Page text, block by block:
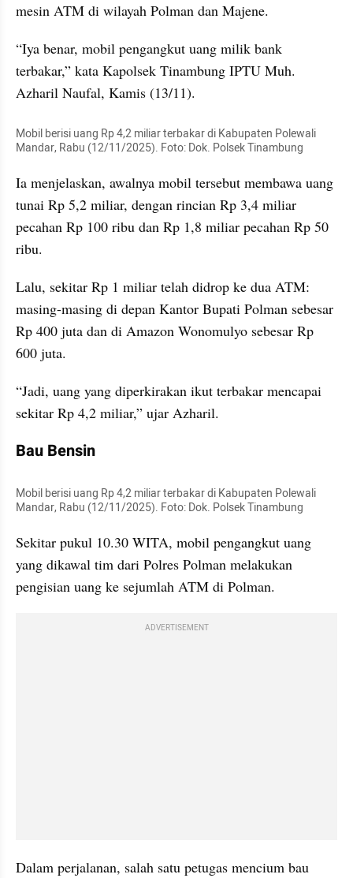
mesin ATM di wilayah Polman dan Majene.
“Iya benar, mobil pengangkut uang milik bank
terbakar,” kata Kapolsek Tinambung IPTU Muh.
Azharil Naufal, Kamis (13/11).
Mobil berisi uang Rp 4,2 miliar terbakar di Kabupaten Polewali
Mandar, Rabu (12/11/2025). Foto: Dok. Polsek Tinambung
Ia menjelaskan, awalnya mobil tersebut membawa uang
tunai Rp 5,2 miliar, dengan rincian Rp 3,4 miliar
pecahan Rp 100 ribu dan Rp 1,8 miliar pecahan Rp 50
ribu.
Lalu, sekitar Rp 1 miliar telah didrop ke dua ATM:
masing-masing di depan Kantor Bupati Polman sebesar
Rp 400 juta dan di Amazon Wonomulyo sebesar Rp
600 juta.
“Jadi, uang yang diperkirakan ikut terbakar mencapai
sekitar Rp 4,2 miliar,” ujar Azharil.
Bau Bensin
Mobil berisi uang Rp 4,2 miliar terbakar di Kabupaten Polewali
Mandar, Rabu (12/11/2025). Foto: Dok. Polsek Tinambung
Sekitar pukul 10.30 WITA, mobil pengangkut uang
yang dikawal tim dari Polres Polman melakukan
pengisian uang ke sejumlah ATM di Polman.
ADVERTISEMENT
Dalam perjalanan, salah satu petugas mencium bau